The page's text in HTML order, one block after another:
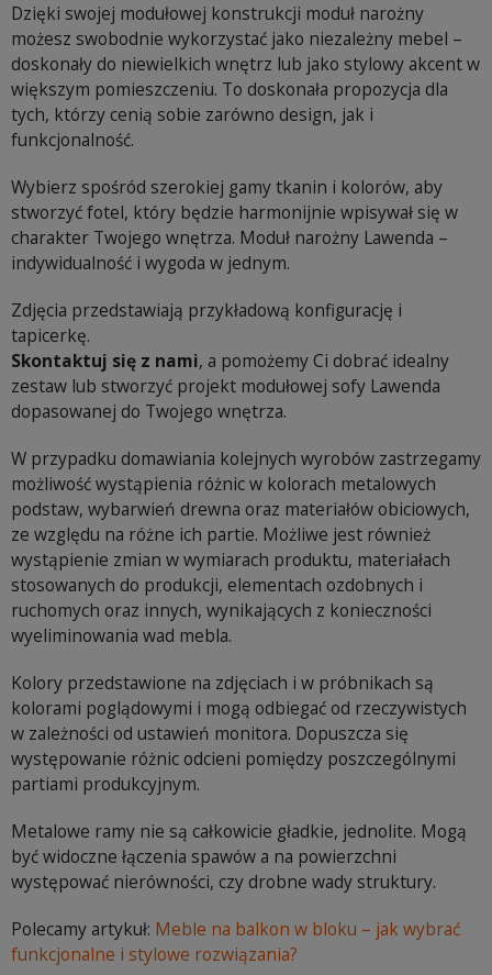
Dzięki swojej modułowej konstrukcji moduł narożny
możesz swobodnie wykorzystać jako niezależny mebel –
doskonały do niewielkich wnętrz lub jako stylowy akcent w
większym pomieszczeniu. To doskonała propozycja dla
tych, którzy cenią sobie zarówno design, jak i
funkcjonalność.
Wybierz spośród szerokiej gamy tkanin i kolorów, aby
stworzyć fotel, który będzie harmonijnie wpisywał się w
charakter Twojego wnętrza. Moduł narożny Lawenda –
indywidualność i wygoda w jednym.
Zdjęcia przedstawiają przykładową konfigurację i
tapicerkę.
Skontaktuj się z nami, a pomożemy Ci dobrać idealny
zestaw lub stworzyć projekt modułowej sofy Lawenda
dopasowanej do Twojego wnętrza.
W przypadku domawiania kolejnych wyrobów zastrzegamy
możliwość wystąpienia różnic w kolorach metalowych
podstaw, wybarwień drewna oraz materiałów obiciowych,
ze względu na różne ich partie. Możliwe jest również
wystąpienie zmian w wymiarach produktu, materiałach
stosowanych do produkcji, elementach ozdobnych i
ruchomych oraz innych, wynikających z konieczności
wyeliminowania wad mebla.
Kolory przedstawione na zdjęciach i w próbnikach są
kolorami poglądowymi i mogą odbiegać od rzeczywistych
w zależności od ustawień monitora. Dopuszcza się
występowanie różnic odcieni pomiędzy poszczególnymi
partiami produkcyjnym.
Metalowe ramy nie są całkowicie gładkie, jednolite. Mogą
być widoczne łączenia spawów a na powierzchni
występować nierówności, czy drobne wady struktury.
Polecamy artykuł: Meble na balkon w bloku – jak wybrać
funkcjonalne i stylowe rozwiązania?